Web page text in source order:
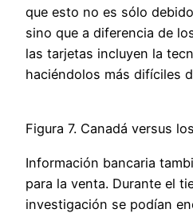
que esto no es sólo
sino que a diferencia de
las tarjetas incluyen la
haciéndolos más difíciles
Figura 7. Canadá versus
Información bancaria
para la venta. Durante el
investigación se podían